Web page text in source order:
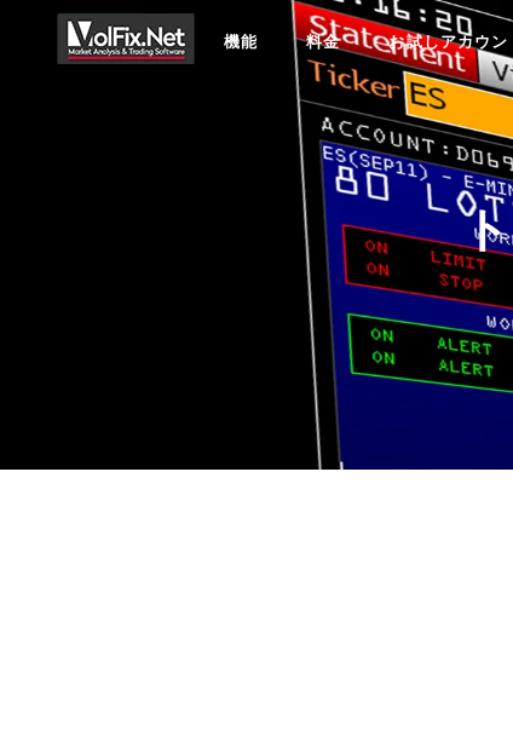
機能 料金 お試しアカウン